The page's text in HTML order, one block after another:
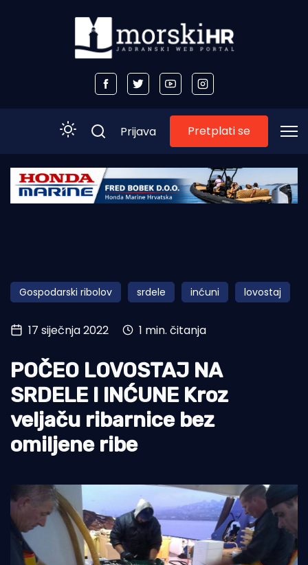
Početna
Obala
Otoci
Turizam i nautika
Pomorstvo
Ribolov
Ekologija
Tradicija i kultura
Prijava Pretplati se
Gospodarski ribolov srdele inćuni lovostaj
17 siječnja 2022 1 min. čitanja
POČEO LOVOSTAJ NA
SRDELE I INĆUNE Kroz
veljaču ribarnice bez
omiljene ribe